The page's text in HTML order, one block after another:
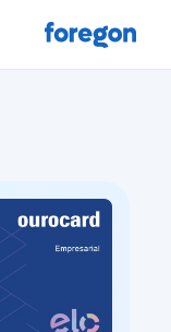
Foregon.com